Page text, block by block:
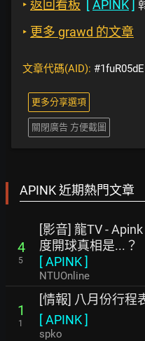
‣ 返回看板 [APINK]
‣ 更多 grawd 的文章
文章代碼(AID): #1fuR05dE
更多分享選項
關閉廣告 方便截圖
APINK 近期熱門文章
4
5
[影音] 龍TV -
度開球真相是...？
[APINK]
NTUOnline
1
1
[情報] 八月份行程
[APINK]
spko